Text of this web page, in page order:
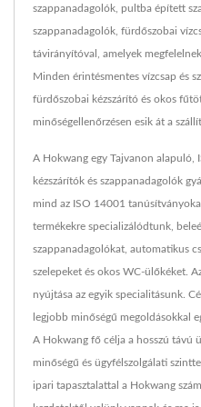
szappanadagolók, pultba épített
szappanadagolók, fürdőszobai
távirányítóval, amelyek
Minden érintésmentes vízcsap és
fürdőszobai kézszárító és okos
minőségellenőrzésen esik át a
A Hokwang egy Tajvanon alapuló,
kézszárítók és szappanadagolók
mind az ISO 14001
termékekre specializálódtunk,
szappanadagolókat, automatikus
szelepeket és okos WC-ülőkéket.
nyújtása az egyik specialitásunk.
legjobb minőségű megoldásokkal
A Hokwang fő célja a hosszú távú
minőségű és ügyfélszolgálati
ipari tapasztalattal a Hokwang